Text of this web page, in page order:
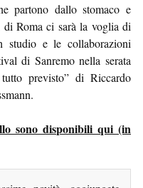
partono dallo stomaco e
Roma ci sarà la voglia di
studio e le collaborazioni
di Sanremo nella serata
previsto” di Riccardo
sono disponibili qui (in